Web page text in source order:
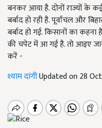
बनकर आया है. दोनों राज्यों के
बर्बाद हो रही है. पूर्वांचल और
बर्बाद हो गई. किसानों का
की चपेट में आ गई है. तो आइए
करें -
श्याम दांगीUpdated on 28